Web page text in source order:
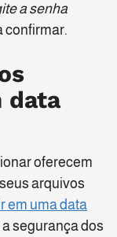
a senha
confirmar.
data
oferecem
arquivos
em uma data
segurança dos